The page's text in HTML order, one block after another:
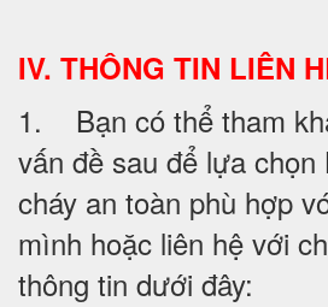
IV. THÔNG TIN LIÊN
1. Bạn có thể tham
vấn đề sau để lựa chọn
cháy an toàn phù hợp
mình hoặc liên hệ với
thông tin dưới đây: